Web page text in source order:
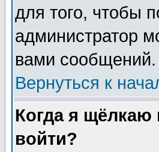
для того, чтобы
администратор
вами сообщений.
Вернуться к
Когда я щёлкаю
войти?